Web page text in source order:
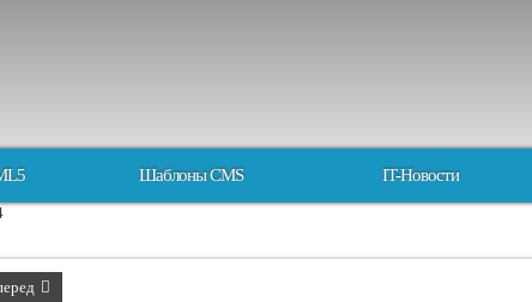
Шаблоны CMS IT-Новости